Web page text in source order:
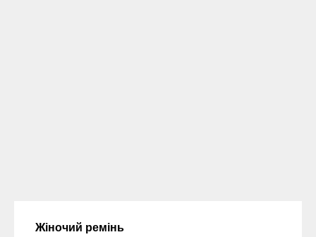
Жіночий ремінь